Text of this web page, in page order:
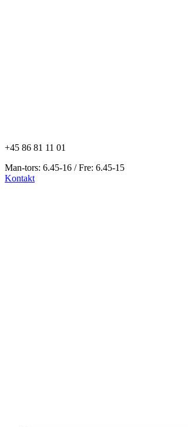
+45 86 81 11 01
Man-tors: 6.45-16 / Fre: 6.45-15
Kontakt